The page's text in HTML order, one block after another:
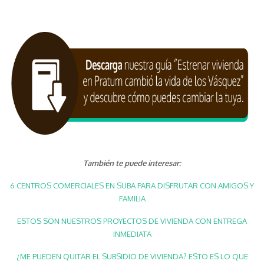
También te puede interesar:
6 CENTROS COMERCIALES EN SUBA PARA DISFRUTAR CON AMIGOS Y
FAMILIA
ESTOS SON NUESTROS PROYECTOS DE VIVIENDA CON ENTREGA
INMEDIATA
¿ME PUEDEN QUITAR EL SUBSIDIO DE VIVIENDA? ESTO ES LO QUE